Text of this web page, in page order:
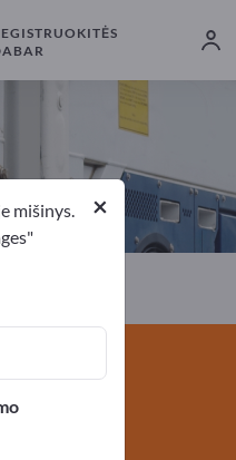
Eksportuotojai
×
mišinys.